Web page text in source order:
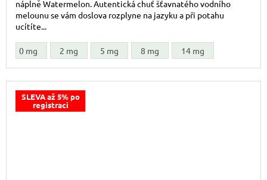
náplně Watermelon. Autentická chuť šťavnatého vodního
melounu se vám doslova rozplyne na jazyku a při potahu
ucítíte...
0 mg 2 mg 5 mg 8 mg 14 mg
SLEVA až 5% po
registraci